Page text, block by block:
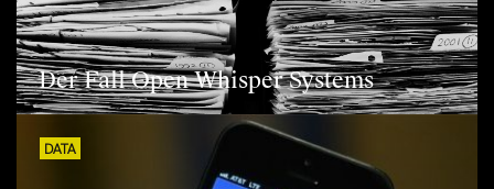
Der Fall Open Whisper Systems
DATA